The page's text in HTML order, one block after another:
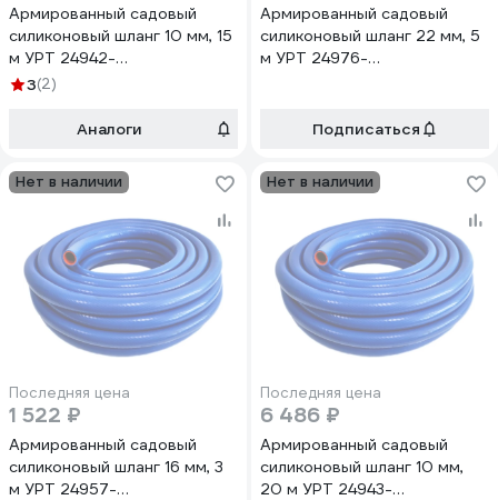
Армированный садовый
силиконовый шланг 10 мм, 15
м УРТ 24942-
рукав*сил*арм*10мм*15м
3(2)
Аналоги
Армированный садовый
силиконовый шланг 22 мм, 5
м УРТ 24976-
Подписаться
Нет в наличии
Последняя цена
1 522 ₽
Армированный садовый
силиконовый шланг 16 мм, 3
м УРТ 24957-
Нет в наличии
Последняя цена
6 486 ₽
Армированный садовый
силиконовый шланг 10 мм,
20 м УРТ 24943-